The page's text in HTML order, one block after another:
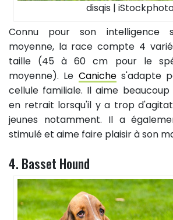
disqis |
Connu pour son intelligence
moyenne, la race compte 4
taille (45 à 60 cm pour le
moyenne). Le Caniches'adapte
cellule familiale. Il aime
en retrait lorsqu'il y a trop
jeunes notamment. Il a
stimulé et aime faire plaisir à son
4. Basset Hound